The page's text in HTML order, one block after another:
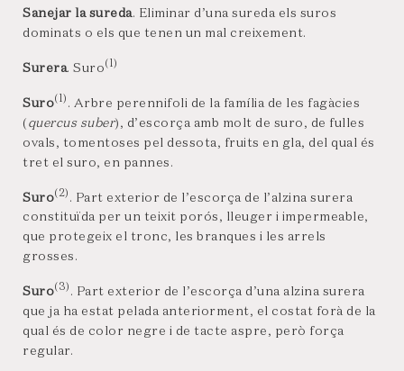
Sanejar la sureda. Eliminar d’una sureda els suros
dominats o els que tenen un mal creixement.
Surera. Suro(1)
Suro(1) . Arbre perennifoli de la família de les fagàcies
( quercus suber), d’escorça amb molt de suro, de fulles
ovals, tomentoses pel dessota, fruits en gla, del qual és
tret el suro, en pannes.
Suro(2) . Part exterior de l’escorça de l’alzina surera
constituïda per un teixit porós, lleuger i impermeable,
que protegeix el tronc, les branques i les arrels
grosses.
Suro(3) . Part exterior de l’escorça d’una alzina surera
que ja ha estat pelada anteriorment, el costat forà de la
qual és de color negre i de tacte aspre, però força
regular.